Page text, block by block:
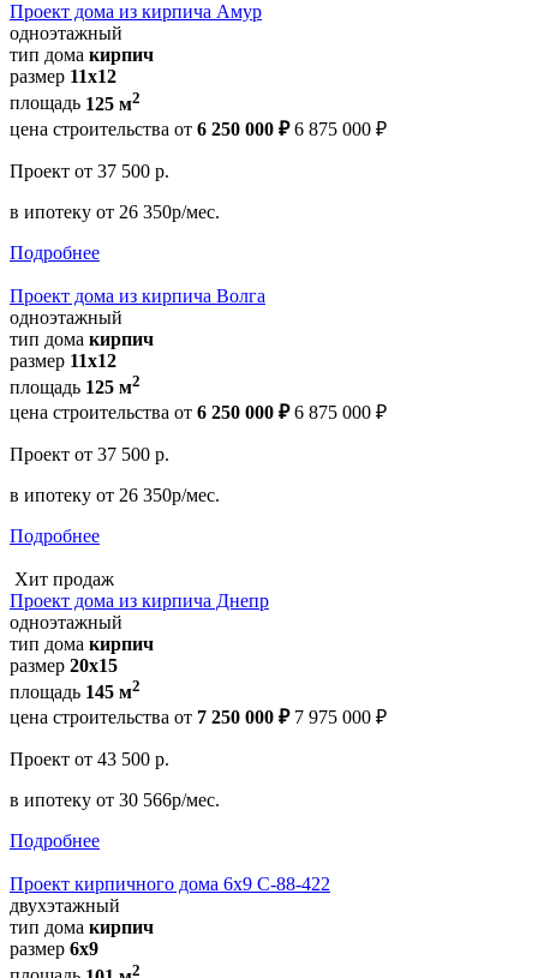
Проект дома из кирпича Амур
одноэтажный
тип дома кирпич
размер 11х12
площадь 125 м2
цена строительства от 6 250 000 ₽ 6 875 000 ₽
Проект от 37 500 р.
в ипотеку от 26 350р/мес.
Подробнее
Проект дома из кирпича Волга
одноэтажный
тип дома кирпич
размер 11х12
площадь 125 м2
цена строительства от 6 250 000 ₽ 6 875 000 ₽
Проект от 37 500 р.
в ипотеку от 26 350р/мес.
Подробнее
Хит продаж
Проект дома из кирпича Днепр
одноэтажный
тип дома кирпич
размер 20х15
площадь 145 м2
цена строительства от 7 250 000 ₽ 7 975 000 ₽
Проект от 43 500 р.
в ипотеку от 30 566р/мес.
Подробнее
Проект кирпичного дома 6х9 С-88-422
двухэтажный
тип дома кирпич
размер 6х9
2